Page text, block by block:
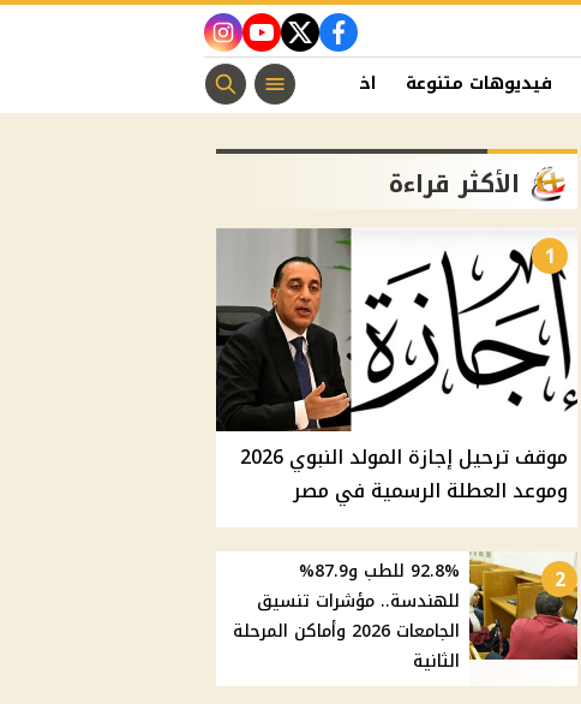
facebook
twitter
youtube
instagram
فيديوهات متنوعة اخبار الفن منوعات مسيحية
الأكثر قراءة
1
موقف ترحيل إجازة المولد النبوي 2026
وموعد العطلة الرسمية في مصر
2
92.8% للطب و87.9%
للهندسة.. مؤشرات تنسيق
الجامعات 2026 وأماكن المرحلة
الثانية